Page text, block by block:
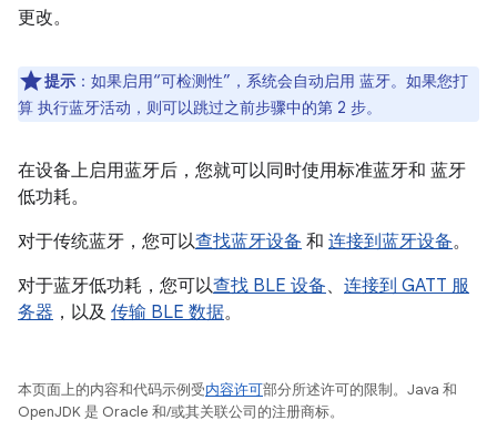
更改。
提示 ：如果启用“可检测性”，系统会自动启用 蓝牙。如果您打
算 执行蓝牙活动，则可以跳过之前步骤中的第 2 步。
在设备上启用蓝牙后，您就可以同时使用标准蓝牙和 蓝牙
低功耗。
对于传统蓝牙，您可以查找蓝牙设备 和 连接到蓝牙设备。
对于蓝牙低功耗，您可以查找 BLE 设备、 连接到 GATT 服
务器 ，以及 传输 BLE 数据。
本页面上的内容和代码示例受内容许可部分所述许可的限制。Java 和
OpenJDK 是 Oracle 和/或其关联公司的注册商标。